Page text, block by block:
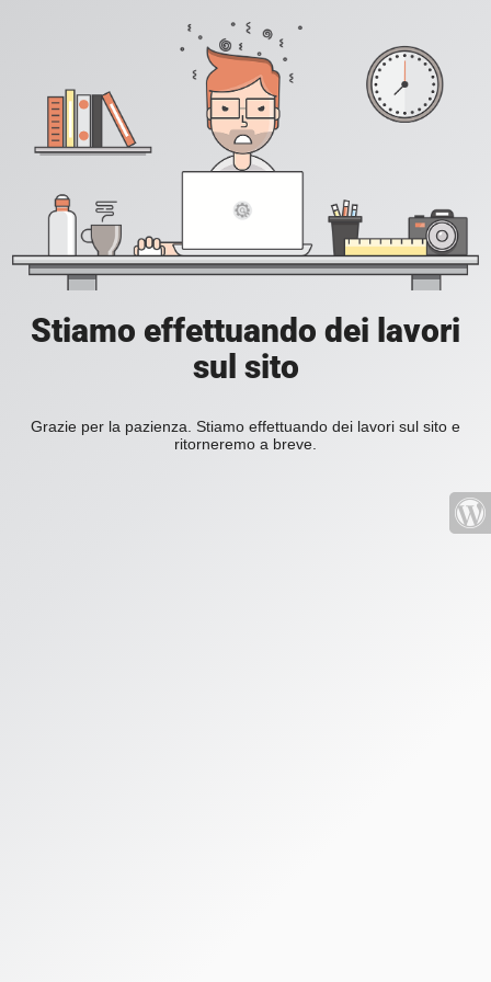
Stiamo effettuando dei lavori
sul sito
Grazie per la pazienza. Stiamo effettuando dei lavori sul sito e
ritorneremo a breve.